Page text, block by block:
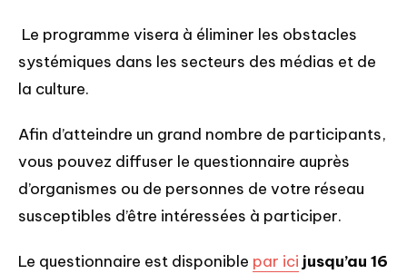
Le programme visera à éliminer les obstacles
systémiques dans les secteurs des médias et de
la culture.
Afin d’atteindre un grand nombre de participants,
vous pouvez diffuser le questionnaire auprès
d’organismes ou de personnes de votre réseau
susceptibles d’être intéressées à participer.
Le questionnaire est disponible par ici jusqu’au 16